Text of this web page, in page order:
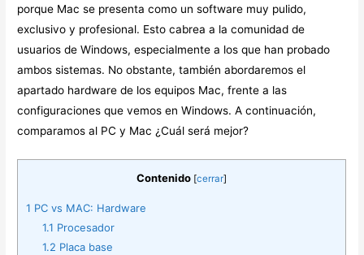
porque Mac se presenta como un software muy pulido,
exclusivo y profesional. Esto cabrea a la comunidad de
usuarios de Windows, especialmente a los que han probado
ambos sistemas. No obstante, también abordaremos el
apartado hardware de los equipos Mac, frente a las
configuraciones que vemos en Windows. A continuación,
comparamos al PC y Mac ¿Cuál será mejor?
Contenido [cerrar]
1 PC vs MAC: Hardware
1.1 Procesador
1.2 Placa base